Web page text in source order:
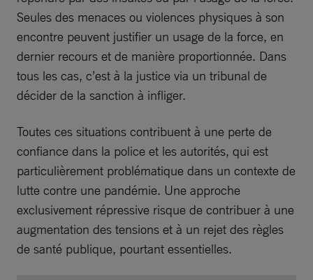
Seules des menaces ou violences physiques à son
encontre peuvent justifier un usage de la force, en
dernier recours et de manière proportionnée. Dans
tous les cas, c’est à la justice via un tribunal de
décider de la sanction à infliger.
Toutes ces situations contribuent à une perte de
confiance dans la police et les autorités, qui est
particulièrement problématique dans un contexte de
lutte contre une pandémie. Une approche
exclusivement répressive risque de contribuer à une
augmentation des tensions et à un rejet des règles
de santé publique, pourtant essentielles.